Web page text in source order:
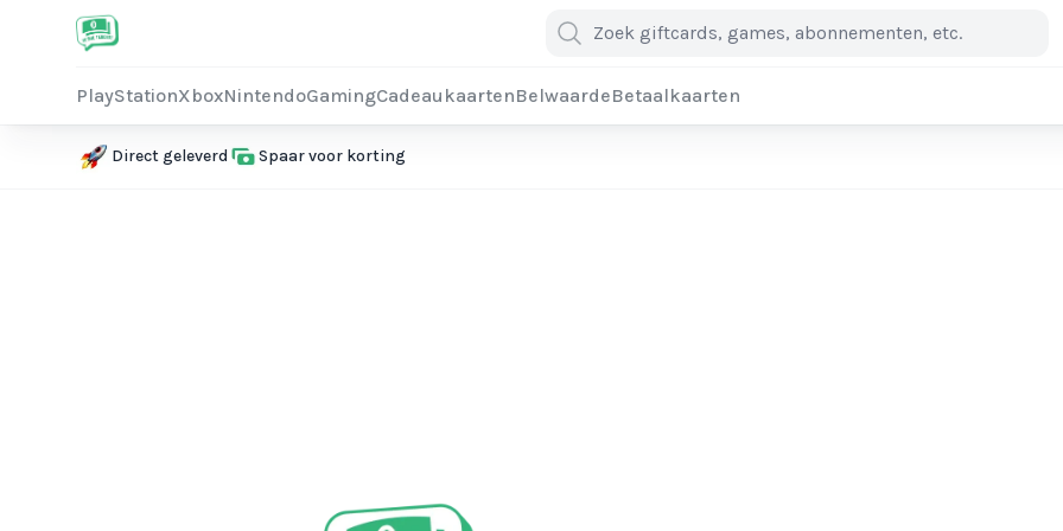
PlayStationXboxNintendoGamingCadeaukaartenBelwaardeBetaalkaarten
Direct geleverd Spaar voor korting